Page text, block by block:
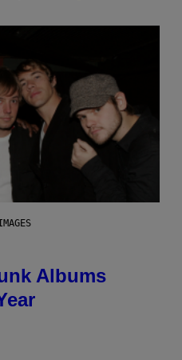
Albums